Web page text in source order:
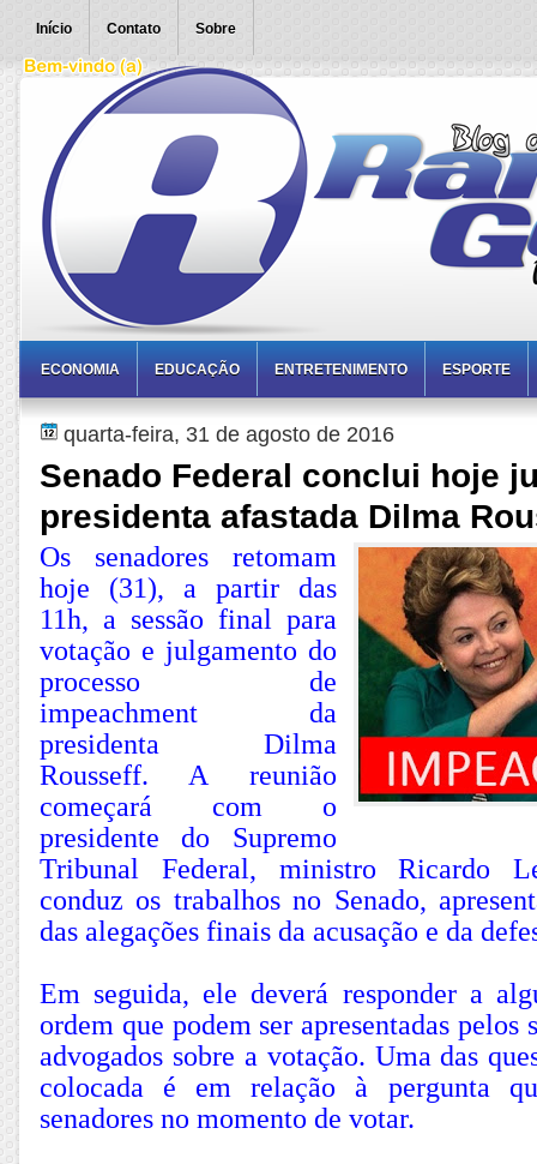
Início Contato Sobre
ECONOMIA EDUCAÇÃO ENTRETENIMENTO ESPORTE
quarta-feira, 31 de agosto de 2016
Senado Federal conclui hoje
presidenta afastada Dilma
Os senadores retomam
hoje (31), a partir das
11h, a sessão final para
votação e julgamento do
processo de
impeachment da
presidenta Dilma
Rousseff. A reunião
começará com o
presidente do Supremo
Tribunal Federal, ministro Ricardo
conduz os trabalhos no Senado,
das alegações finais da acusação e da
Em seguida, ele deverá responder a
ordem que podem ser apresentadas pelos
advogados sobre a votação. Uma das
colocada é em relação à pergunta
senadores no momento de votar.